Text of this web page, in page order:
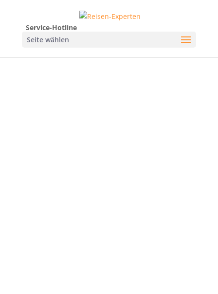
Service-Hotline
Seite wählen